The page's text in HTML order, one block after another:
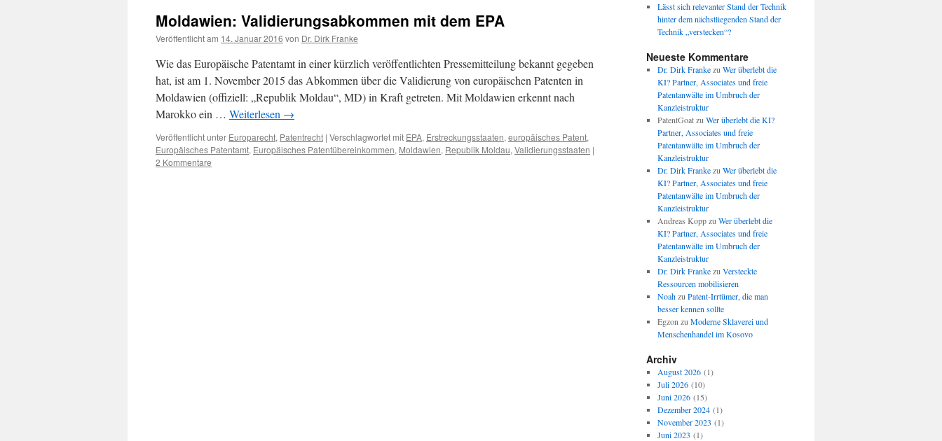
Moldawien: Validierungsabkommen mit dem EPA
Veröffentlicht am 14. Januar 2016 von Dr. Dirk Franke
Wie das Europäische Patentamt in einer kürzlich veröffentlichten Pressemitteilung bekannt gegeben
hat, ist am 1. November 2015 das Abkommen über die Validierung von europäischen Patenten in
Moldawien (offiziell: „Republik Moldau“, MD) in Kraft getreten. Mit Moldawien erkennt nach
Marokko ein … Weiterlesen →
Veröffentlicht unter Europarecht, Patentrecht | Verschlagwortet mit EPA, Erstreckungsstaaten, europäisches Patent,
Europäisches Patentamt, Europäisches Patentübereinkommen, Moldawien, Republik Moldau, Validierungsstaaten |
2 Kommentare
Lässt sich relevanter Stand der Technik
hinter dem nächstliegenden Stand der
Technik „verstecken“?
Neueste Kommentare
Dr. Dirk Frankezu Wer überlebt die
KI? Partner, Associates und freie
Patentanwälte im Umbruch der
Kanzleistruktur
PatentGoatzu Wer überlebt die KI?
Partner, Associates und freie
Patentanwälte im Umbruch der
Kanzleistruktur
Dr. Dirk Frankezu Wer überlebt die
KI? Partner, Associates und freie
Patentanwälte im Umbruch der
Kanzleistruktur
Andreas Koppzu Wer überlebt die
KI? Partner, Associates und freie
Patentanwälte im Umbruch der
Kanzleistruktur
Dr. Dirk Frankezu Versteckte
Ressourcen mobilisieren
Noahzu Patent-Irrtümer, die man
besser kennen sollte
Egzon zu Moderne Sklaverei und
Menschenhandel im Kosovo
Archiv
August 2026(1)
Juli 2026(10)
Juni 2026(15)
Dezember 2024(1)
November 2023 (1)
Juni 2023 (1)